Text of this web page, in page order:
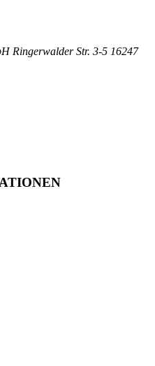
Ringerwalder Str. 3-5 16247